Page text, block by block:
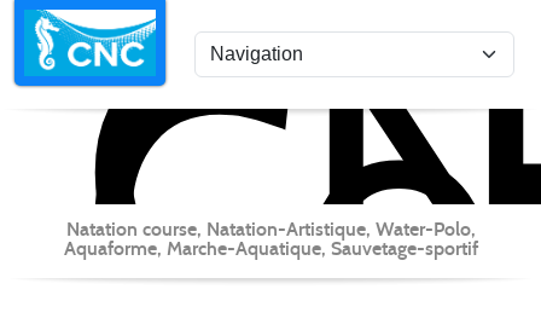
Natation course, Natation-Artistique, Water-Polo,
Aquaforme, Marche-Aquatique, Sauvetage-sportif
Panneau de gestion des cookies